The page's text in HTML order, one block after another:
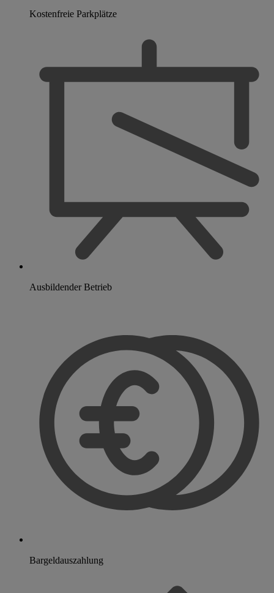
Kostenfreie Parkplätze
Ausbildender Betrieb
Bargeldauszahlung